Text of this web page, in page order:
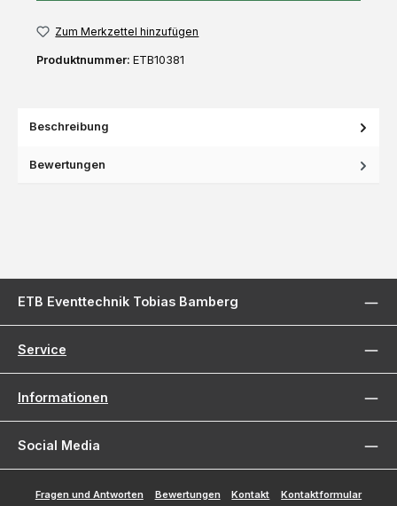
Zum Merkzettel hinzufügen
Produktnummer: ETB10381
Beschreibung
Bewertungen
ETB Eventtechnik Tobias Bamberg
Service
Informationen
Social Media
Fragen und Antworten Bewertungen Kontakt Kontaktformular